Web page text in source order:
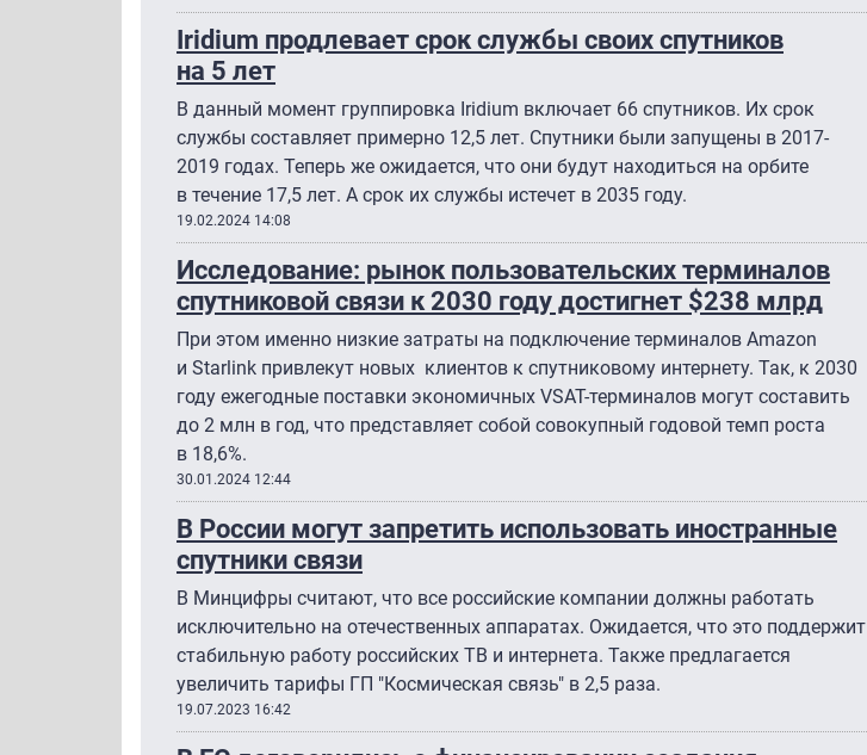
Iridium продлевает срок службы своих спутников
на 5 лет
В данный момент группировка Iridium включает 66 спутников. Их срок
службы составляет примерно 12,5 лет. Спутники были запущены в 2017-
2019 годах. Теперь же ожидается, что они будут находиться на орбите
в течение 17,5 лет. А срок их службы истечет в 2035 году.
19.02.2024 14:08
Исследование: рынок пользовательских терминалов
спутниковой связи к 2030 году достигнет $238 млрд
При этом именно низкие затраты на подключение терминалов Amazon
и Starlink привлекут новых клиентов к спутниковому интернету. Так, к 2030
году ежегодные поставки экономичных VSAT-терминалов могут составить
до 2 млн в год, что представляет собой совокупный годовой темп роста
в 18,6%.
30.01.2024 12:44
В России могут запретить использовать иностранные
спутники связи
В Минцифры считают, что все российские компании должны работать
исключительно на отечественных аппаратах. Ожидается, что это поддержит
стабильную работу российских ТВ и интернета. Также предлагается
увеличить тарифы ГП "Космическая связь" в 2,5 раза.
19.07.2023 16:42